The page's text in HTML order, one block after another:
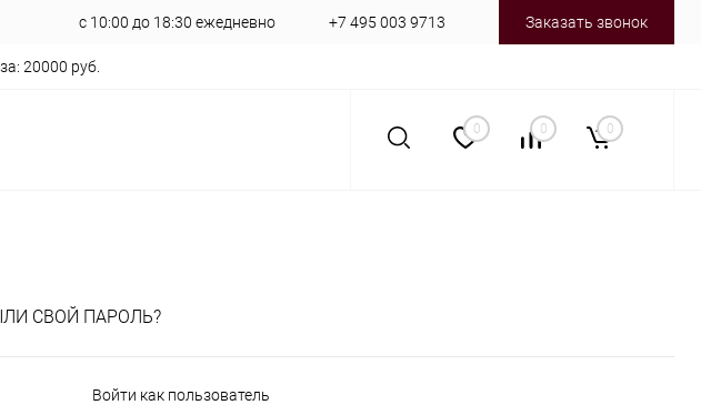
с 10:00 до 18:30 ежедневно +7 495 003 9713 Заказать звонок
20000 руб.
0 0 0
СВОЙ ПАРОЛЬ?
Войти как пользователь